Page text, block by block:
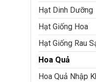
Hạt Dinh Dưỡng
Hạt Giống Hoa
Hạt Giống Rau
Hoa Quả
Hoa Quả Nhập